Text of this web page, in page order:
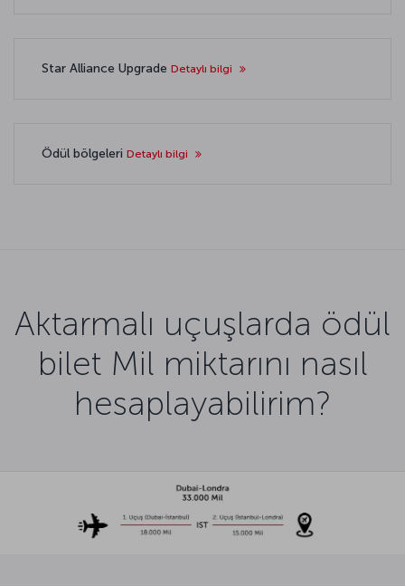
Star Alliance Upgrade Detaylı bilgi
Ödül bölgeleri Detaylı bilgi
Aktarmalı uçuşlarda ödül
bilet Mil miktarını nasıl
hesaplayabilirim?